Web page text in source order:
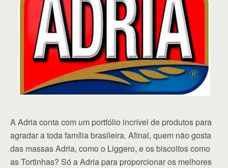
A Adria conta com um portfólio incrível de produtos para
agradar a toda família brasileira. Afinal, quem não gosta
das massas Adria, como o Liggero, e os biscoitos como
as Tortinhas? Só a Adria para proporcionar os melhores